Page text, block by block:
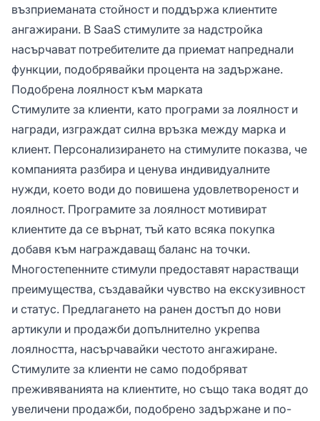
възприеманата стойност и поддържа клиентите
ангажирани. В SaaS стимулите за надстройка
насърчават потребителите да приемат напреднали
функции, подобрявайки процента на задържане.
Подобрена лоялност към марката
Стимулите за клиенти, като програми за лоялност и
награди, изграждат силна връзка между марка и
клиент. Персонализирането на стимулите показва, че
компанията разбира и ценува индивидуалните
нужди, което води до повишена удовлетвореност и
лоялност. Програмите за лоялност мотивират
клиентите да се върнат, тъй като всяка покупка
добавя към награждаващ баланс на точки.
Многостепенните стимули предоставят нарастващи
преимущества, създавайки чувство на екскузивност
и статус. Предлагането на ранен достъп до нови
артикули и продажби допълнително укрепва
лоялността, насърчавайки честото ангажиране.
Стимулите за клиенти не само подобряват
преживяванията на клиентите, но също така водят до
увеличени продажби, подобрено задържане и по-